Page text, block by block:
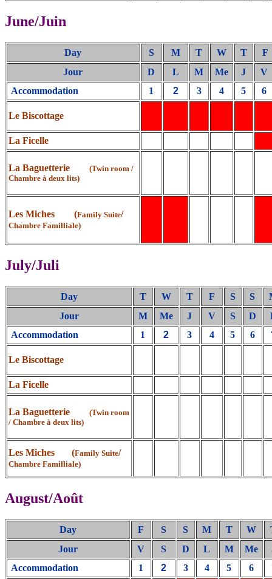
June/Juin
Day S M T W T
F
Jour
D L M Me J
V
Accommodation
1 2 3 4 5 6
Le Biscottage
La Ficelle
La Baguetterie
(Twin room /
Chambre à deux lits)
Les Miches (Family Suite/
Chambre Familliale)
July/Juli
Day T W T F S S
Jour
M Me J V S D
Accommodation
1 2 3 4 5 6
Le Biscottage
La Ficelle
La Baguetterie
(Twin room
/ Chambre à deux lits)
Les Miches (Family Suite/
Chambre Familliale)
August/Août
Day F S S M T W
Jour
V S D L M Me
Accommodation
1 2 3 4 5 6